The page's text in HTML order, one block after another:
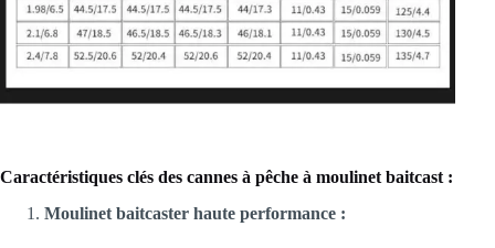
Caractéristiques clés des cannes à pêche à moulinet baitcast :
Moulinet baitcaster haute performance :